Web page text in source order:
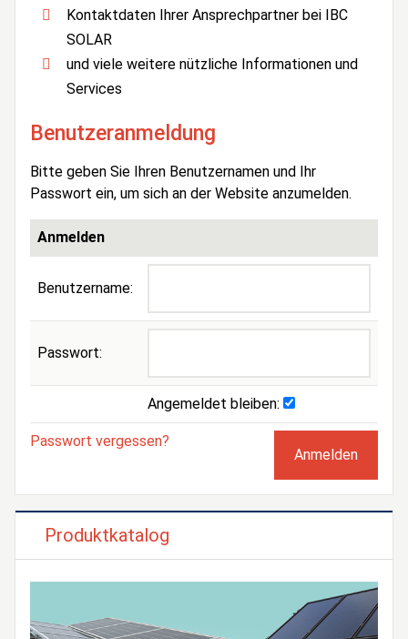
Kontaktdaten Ihrer Ansprechpartner bei IBC
SOLAR
und viele weitere nützliche Informationen und
Services
Benutzeranmeldung
Bitte geben Sie Ihren Benutzernamen und Ihr
Passwort ein, um sich an der Website anzumelden.
Anmelden
Benutzername:
Passwort:
Angemeldet bleiben:
Passwort vergessen?
Produktkatalog